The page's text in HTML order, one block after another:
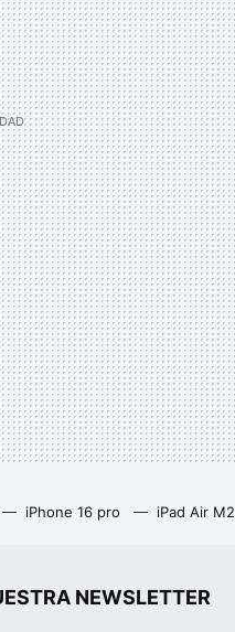
iPhone 16 pro iPad Air
NEWSLETTER